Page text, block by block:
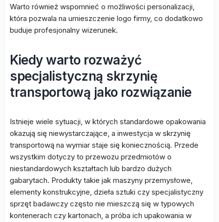
Warto również wspomnieć o możliwości personalizacji,
która pozwala na umieszczenie logo firmy, co dodatkowo
buduje profesjonalny wizerunek.
Kiedy warto rozważyć
specjalistyczną skrzynię
transportową jako rozwiązanie
Istnieje wiele sytuacji, w których standardowe opakowania
okazują się niewystarczające, a inwestycja w skrzynię
transportową na wymiar staje się koniecznością. Przede
wszystkim dotyczy to przewozu przedmiotów o
niestandardowych kształtach lub bardzo dużych
gabarytach. Produkty takie jak maszyny przemysłowe,
elementy konstrukcyjne, dzieła sztuki czy specjalistyczny
sprzęt badawczy często nie mieszczą się w typowych
kontenerach czy kartonach, a próba ich upakowania w